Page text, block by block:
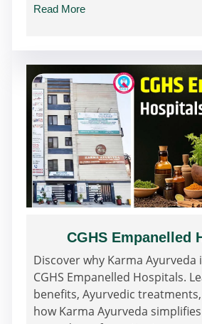
Read More
CGHS Empanelled
Discover why Karma
CGHS Empanelled Hospitals.
benefits, Ayurvedic
how Karma Ayurveda simplifies